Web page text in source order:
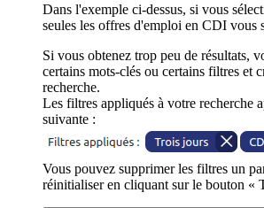
Dans l'exemple ci-dessus, si vous
seules les offres d'emploi en CDI vous
Si vous obtenez trop peu de résultats,
certains mots-clés ou certains filtres et
recherche.
Les filtres appliqués à votre recherche
suivante :
Vous pouvez supprimer les filtres un
réinitialiser en cliquant sur le bouton «